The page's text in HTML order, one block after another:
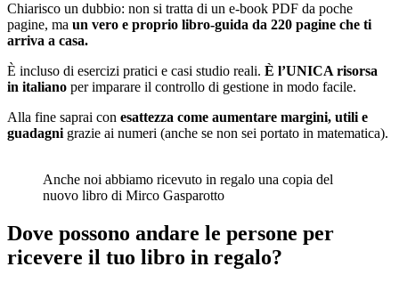
Chiarisco un dubbio: non si tratta di un e-book PDF da poche
pagine, ma un vero e proprio libro-guida da 220 pagine che ti
arriva a casa.
È incluso di esercizi pratici e casi studio reali. È l’UNICA risorsa
in italiano per imparare il controllo di gestione in modo facile.
Alla fine saprai con esattezza come aumentare margini, utili e
guadagnigrazie ai numeri (anche se non sei portato in matematica).
Anche noi abbiamo ricevuto in regalo una copia del
nuovo libro di Mirco Gasparotto
Dove possono andare le persone per
ricevere il tuo libro in regalo?